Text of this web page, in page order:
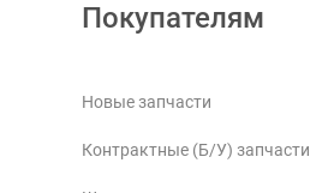
Покупателям
Новые запчасти
Контрактные (Б/У) запчасти